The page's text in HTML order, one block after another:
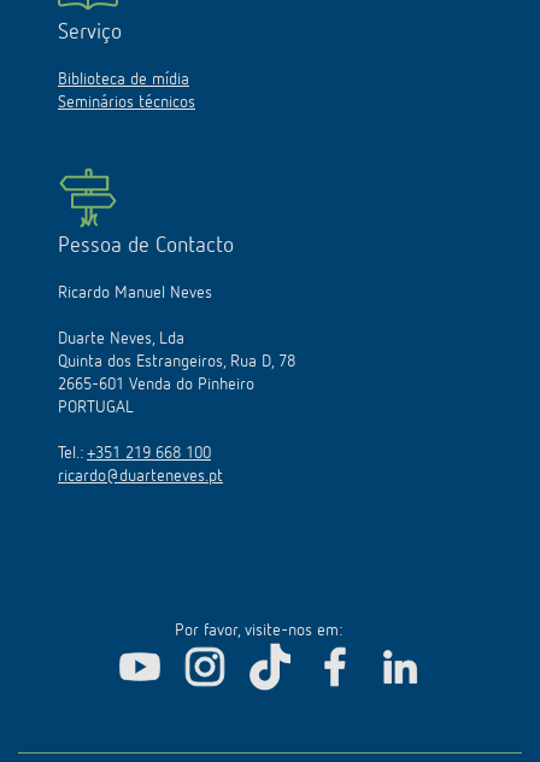
Serviço
Biblioteca de mídia
Seminários técnicos
Pessoa de Contacto
Ricardo Manuel Neves
Duarte Neves, Lda
Quinta dos Estrangeiros, Rua D, 78
2665-601 Venda do Pinheiro
PORTUGAL
Tel.: +351 219 668 100
ricardo@duarteneves.pt
Por favor, visite-nos em: